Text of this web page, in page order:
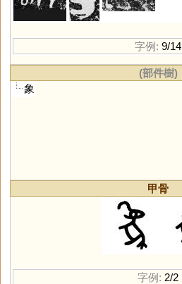
字例: 9/14
(部件樹)
象
甲骨
字例: 2/2